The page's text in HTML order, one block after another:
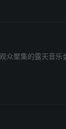
众聚集的露天音